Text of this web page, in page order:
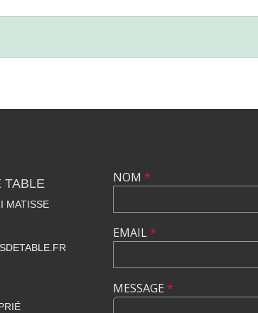
TABLE
MATISSE
NOM *
EMAIL*
MESSAGE *